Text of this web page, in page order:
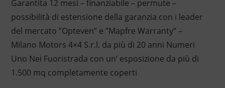
Garantita 12 mesi – finanziabile – permute –
possibilità di estensione della garanzia con i leader
del mercato ”Opteven” e ”Mapfre Warranty” –
Milano Motors 4×4 S.r.l. da più di 20 anni Numeri
Uno Nei Fuoristrada con un’ esposizione da più di
1.500 mq completamente coperti